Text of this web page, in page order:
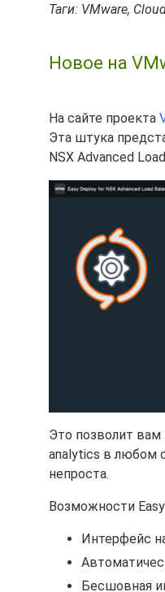
Таги: VMware,
Новое на
На сайте проекта
Эта штука
NSX Advanced
Это позволит вам
analytics в любом
непроста.
Возможности
Интерфейс
Бесшовная